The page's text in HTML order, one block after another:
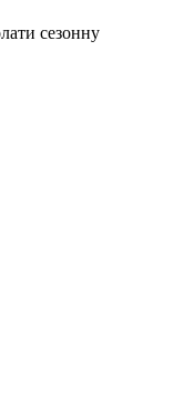
сезонну